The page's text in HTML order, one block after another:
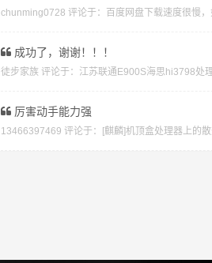
chunming0728 评论于： 百度网盘下载速度很慢，如何才能不开vip会员就能享受高速
成功了，谢谢！！！
徒步家族 评论于： 江苏联通E900S海思hi3798处理器强刷安卓系
厉害动手能力强
13466397469 评论于： [麒麟]机顶盒处理器上的散热片取下教程及